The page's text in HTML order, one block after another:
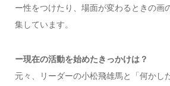
ー性をつけたり、場面が変わるときの画
集しています。
ー現在の活動を始めたきっかけは？
元々、リーダーの小松飛雄馬と「何かし